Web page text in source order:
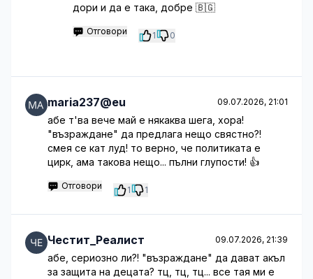
дори и да е така, добре 🇧🇬
Отговори 1 0
maria237@eu 09.07.2026, 21:01
абе т'ва вече май е някаква шега, хора!
"възраждане" да предлага нещо свястно?!
смея се кат луд! то верно, че политиката е
цирк, ама такова нещо... пълни глупости! 👍
Отговори 1 1
Честит_Реалист 09.07.2026, 21:39
абе, сериозно ли?! "възраждане" да дават акъл
за защита на децата? тц, тц, тц... все тая ми е